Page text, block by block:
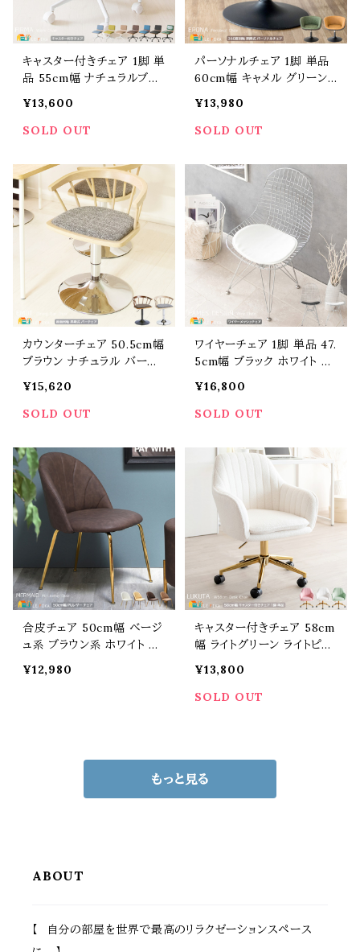
キャスター付きチェア 1脚 単
品 55cm幅 ナチュラルブル
ュラルベージュ ブラウン ブ
ラウンブラック ブラウンブル
ェア 360度回転 幅55cm
奥行50cm 高さ72.5cm 最
大高さ82.5cm 座面高44c
m 最大座面高54cm 椅子
チェアー
¥13,600
SOLD OUT
パーソナルチェア 1脚 単品
60cm幅 キャメル グリーン
皮革 360度回転 ダイニング
チェア 背もたれ付チェア 幅
m 最大高さ72cm 座面高37
cm 最大座面高44cm おす
すめ おしゃれ 北欧 モダン
スタイリッシュ 合皮の椅子
チェアー
¥13,980
SOLD OUT
カウンターチェア 50.5cm幅
ブラウン ナチュラル バーチ
降チェア ハイチェア 360度
回転チェア 幅50.5cm 奥行
80cm 座面高45cm 最大座
面高60cm おすすめ おしゃ
れ 北欧 モダン スタイリッシ
ュ ダイニングチェア 椅子 チ
ェアー
¥15,620
SOLD OUT
ワイヤーチェア 1脚 単品 47.
5cm幅 ブラック ホワイト 黒
プロダクト 合皮チェア スチ
ールフレーム 幅47.5cm 奥
高46cm おすすめ おしゃれ
北欧 モダン スタイリッシュ
シェルチェア メッシュワイヤ
ー 椅子 チェアー
¥16,800
SOLD OUT
合皮チェア 50cm幅 ベージ
ュ系 ブラウン系 ホワイト ダ
ア アームレスチェア 背もた
ダン エレガント スタイリッシ
ュ 金脚 椅子 ワークチェア
¥12,980
キャスター付きチェア 58cm
幅 ライトグリーン ライトピン
スク用チェア ワークチェア
肘置き付き 肘掛け付き 幅5
すめ おしゃれ 北欧 モダン
スタイリッシュ 回転チェア
椅子
¥13,800
SOLD OUT
もっと見る
ABOUT
【 自分の部屋を世界で最高のリラクゼーションスペース